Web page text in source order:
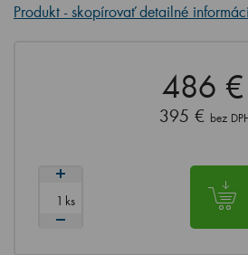
Produkt - skopírovať detailné
486 €
395 € bez
ks